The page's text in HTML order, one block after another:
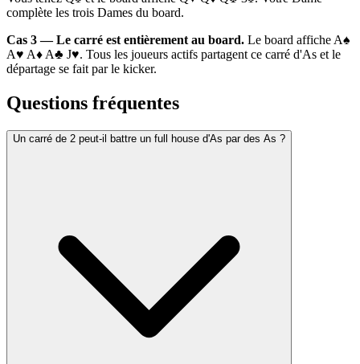
complète les trois Dames du board.
Cas 3 — Le carré est entièrement au board. Le board affiche A♠
A♥ A♦ A♣ J♥. Tous les joueurs actifs partagent ce carré d'As et le
départage se fait par le kicker.
Questions fréquentes
Un carré de 2 peut-il battre un full house d'As par des As ?